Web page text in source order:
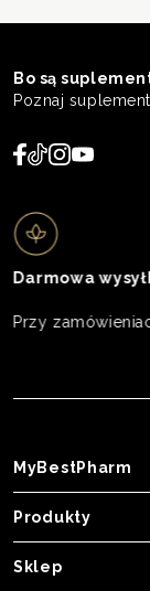
Bo są
Poznaj
Darmowa
Przy
MyBestPharm
Produkty
Sklep